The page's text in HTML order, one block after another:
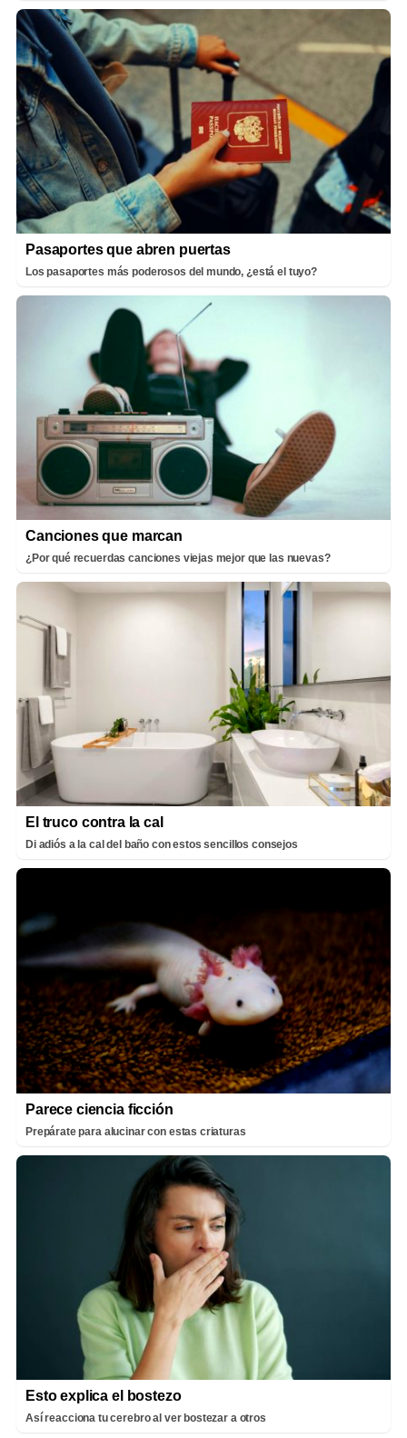
Pasaportes que abren puertas
Los pasaportes más poderosos del mundo, ¿está el tuyo?
Canciones que marcan
¿Por qué recuerdas canciones viejas mejor que las nuevas?
El truco contra la cal
Di adiós a la cal del baño con estos sencillos consejos
Parece ciencia ficción
Prepárate para alucinar con estas criaturas
Esto explica el bostezo
Así reacciona tu cerebro al ver bostezar a otros